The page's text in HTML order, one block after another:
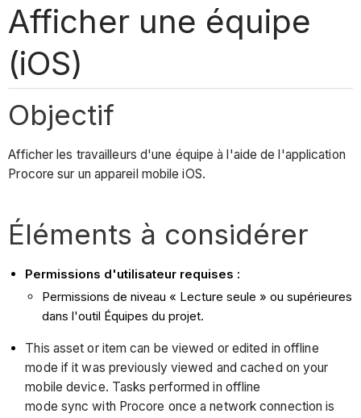
Afficher une équipe
(iOS)
Objectif
Afficher les travailleurs d'une équipe à l'aide de l'application
Procore sur un appareil mobile iOS.
Éléments à considérer
Permissions d'utilisateur requises :
Permissions de niveau « Lecture seule » ou supérieures
dans l'outil Équipes du projet.
This asset or item can be viewed or edited in offline
mode if it was previously viewed and cached on your
mobile device. Tasks performed in offline
mode sync with Procore once a network connection is